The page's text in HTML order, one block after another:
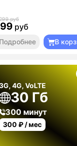
руб
руб
Подробнее В
4G, VoLTE
30 Гб
300 минут
300 ₽ / мес